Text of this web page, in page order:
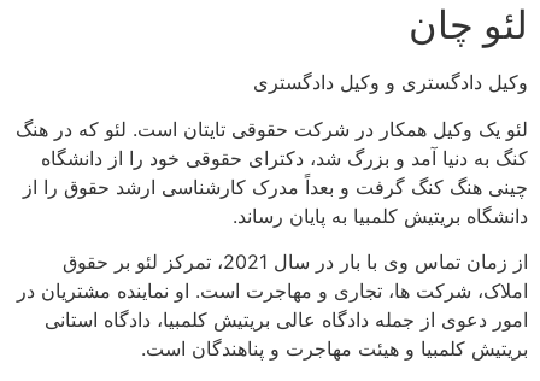
لئو چان
وکیل دادگستری و وکیل دادگستری
لئو یک وکیل همکار در شرکت حقوقی تایتان است. لئو که در هنگ
کنگ به دنیا آمد و بزرگ شد، دکترای حقوقی خود را از دانشگاه
چینی هنگ کنگ گرفت و بعداً مدرک کارشناسی ارشد حقوق را از
دانشگاه بریتیش کلمبیا به پایان رساند.
از زمان تماس وی با بار در سال 2021، تمرکز لئو بر حقوق
املاک، شرکت ها، تجاری و مهاجرت است. او نماینده مشتریان در
امور دعوی از جمله دادگاه عالی بریتیش کلمبیا، دادگاه استانی
بریتیش کلمبیا و هیئت مهاجرت و پناهندگان است.